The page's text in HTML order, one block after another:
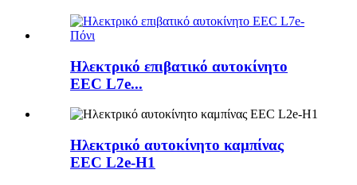
Ηλεκτρικό επιβατικό αυτοκίνητο
EEC L7e...
Ηλεκτρικό αυτοκίνητο καμπίνας
EEC L2e-H1